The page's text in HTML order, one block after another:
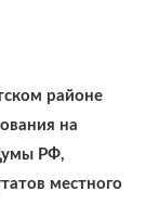
районе
на
РФ,
местного